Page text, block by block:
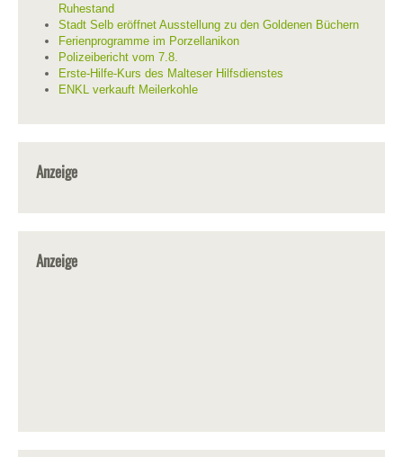
Ruhestand
Stadt Selb eröffnet Ausstellung zu den Goldenen Büchern
Ferienprogramme im Porzellanikon
Polizeibericht vom 7.8.
Erste-Hilfe-Kurs des Malteser Hilfsdienstes
ENKL verkauft Meilerkohle
Anzeige
Anzeige